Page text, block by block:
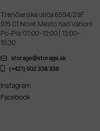
Trenčianska ulica 6594/29F
915 01 Nové Mesto nad Váhom
Po-Pia: 07:00–12:00 | 13:00–
15:30
storage@storage.sk
(+421) 902 338 338
Instagram
Facebook